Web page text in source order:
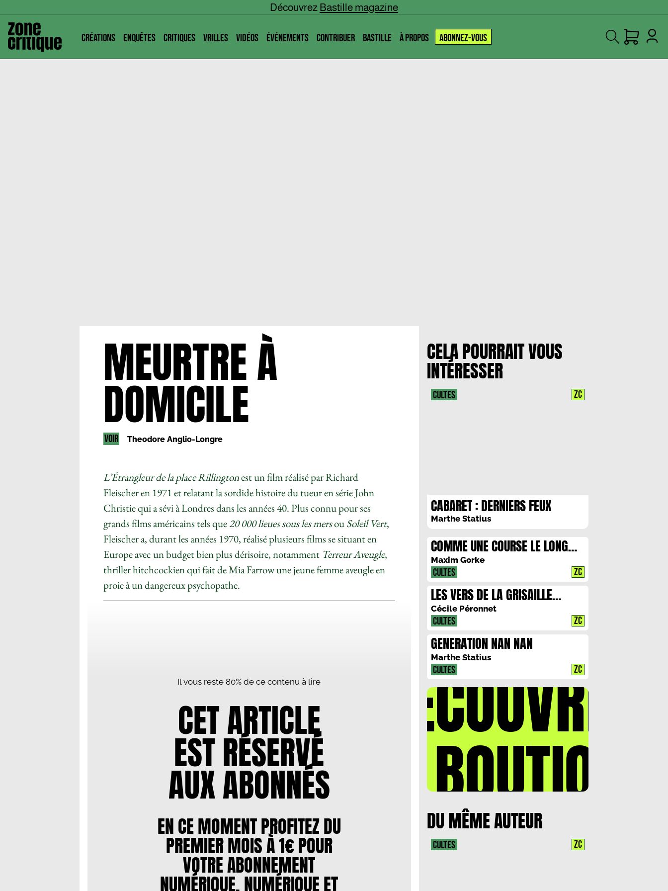
Découvrez Bastille magazine
CRÉATIONS ENQUÊTES CRITIQUES VRILLES VIDÉOS ÉVÉNEMENTS CONTRIBUER BASTILLE À PROPOS ABONNEZ-VOUS
MEURTRE À
DOMICILE
VOIR Theodore Anglio-Longre
L’Étrangleur de la place Rillingtonest un film réalisé par Richard
Fleischer en 1971 et relatant la sordide histoire du tueur en série John
Christie qui a sévi à Londres dans les années 40. Plus connu pour ses
grands films américains tels que20 000 lieues sous les mersouSoleil Vert,
Fleischer a, durant les années 1970, réalisé plusieurs films se situant en
Europe avec un budget bien plus dérisoire, notamment Terreur Aveugle,
thriller hitchcockien qui fait de Mia Farrow une jeune femme aveugle en
proie à un dangereux psychopathe.
Il vous reste 80% de ce contenu à lire
CET ARTICLE
EST RÉSERVÉ
AUX ABONNÉS
EN CE MOMENT PROFITEZ DU
PREMIER MOIS À 1€ POUR
VOTRE ABONNEMENT
NUMÉRIQUE, NUMÉRIQUE ET
CELA POURRAIT VOUS
INTÉRESSER
CABARET : DERNIERS FEUX
Marthe Statius
CULTES ZC
COMME UNE COURSE LE LONG
D’UNE PLAGE DESERTE
Maxim Gorke
CULTES ZC
LES VERS DE LA GRISAILLE
ANGLAISE
Cécile Péronnet
CULTES ZC
GENERATION NAN NAN
Marthe Statius
CULTES ZC
DÉCOUVREZ
LA BOUTIQUE
DU MÊME AUTEUR
CULTES ZC